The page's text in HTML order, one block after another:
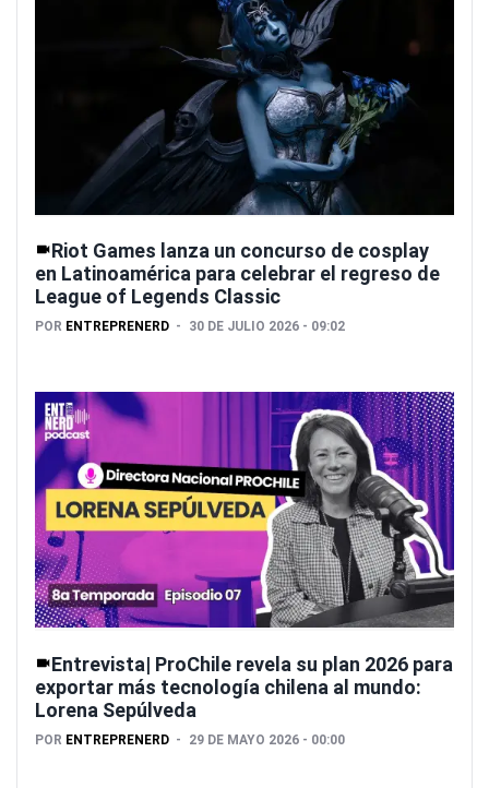
Riot Games lanza un concurso de cosplay
en Latinoamérica para celebrar el regreso de
League of Legends Classic
POR ENTREPRENERD 30 DE JULIO 2026 - 09:02
Entrevista| ProChile revela su plan 2026 para
exportar más tecnología chilena al mundo:
Lorena Sepúlveda
POR ENTREPRENERD 29 DE MAYO 2026 - 00:00